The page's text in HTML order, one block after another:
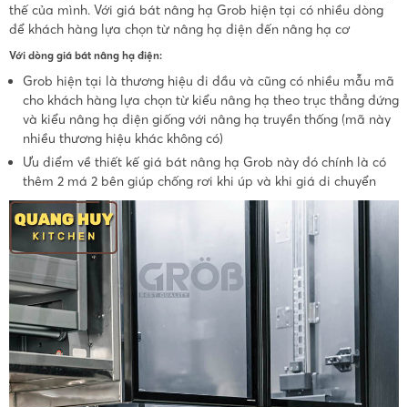
thế của mình. Với giá bát nâng hạ Grob hiện tại có nhiều dòng
để khách hàng lựa chọn từ nâng hạ điện đến nâng hạ cơ
Với dòng giá bát nâng hạ điện:
Grob hiện tại là thương hiệu đi đầu và cũng có nhiều mẫu mã
cho khách hàng lựa chọn từ kiểu nâng hạ theo trục thẳng đứng
và kiểu nâng hạ điện giống với nâng hạ truyền thống (mã này
nhiều thương hiệu khác không có)
Ưu điểm về thiết kế giá bát nâng hạ Grob này đó chính là có
thêm 2 má 2 bên giúp chống rơi khi úp và khi giá di chuyển